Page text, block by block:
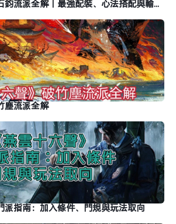
《燕雲十六聲》裂石鈞流派全解｜最強配裝、心法搭配與輸出手法
塵流派全解
派指南：加入條件、門規與玩法取向